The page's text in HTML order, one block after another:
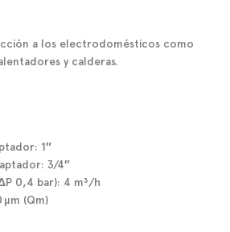
a los electrodomésticos como
y calderas.
1″
3/4″
0,4 bar): 4 m³/h
(Qm)